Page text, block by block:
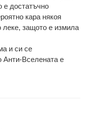
е достатъчно
кара някоя
леке, защото е измила
и си се
Анти-Вселената е